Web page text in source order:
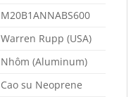
M20B1ANNABS600
Warren Rupp (USA)
Nhôm (Aluminum)
Cao su Neoprene